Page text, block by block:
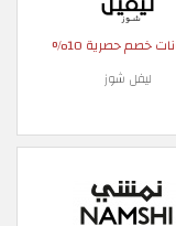
خصم حصرية 10%
ليفل شوز